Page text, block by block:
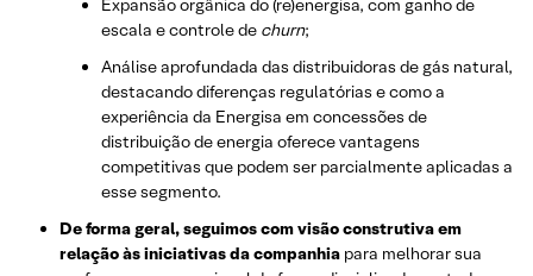
Expansão orgânica do (re)energisa, com ganho de
escala e controle de churn;
Análise aprofundada das distribuidoras de gás natural,
destacando diferenças regulatórias e como a
experiência da Energisa em concessões de
distribuição de energia oferece vantagens
competitivas que podem ser parcialmente aplicadas a
esse segmento.
De forma geral, seguimos com visão construtiva em
relação às iniciativas da companhia para melhorar sua